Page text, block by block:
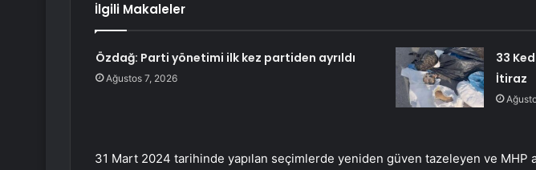
İlgili Makaleler
Özdağ: Parti yönetimi ilk kez partiden ayrıldı
Ağustos 7, 2026
33
İtiraz
31 Mart 2024 tarihinde yapılan seçimlerde yeniden güven tazeleyen ve MHP